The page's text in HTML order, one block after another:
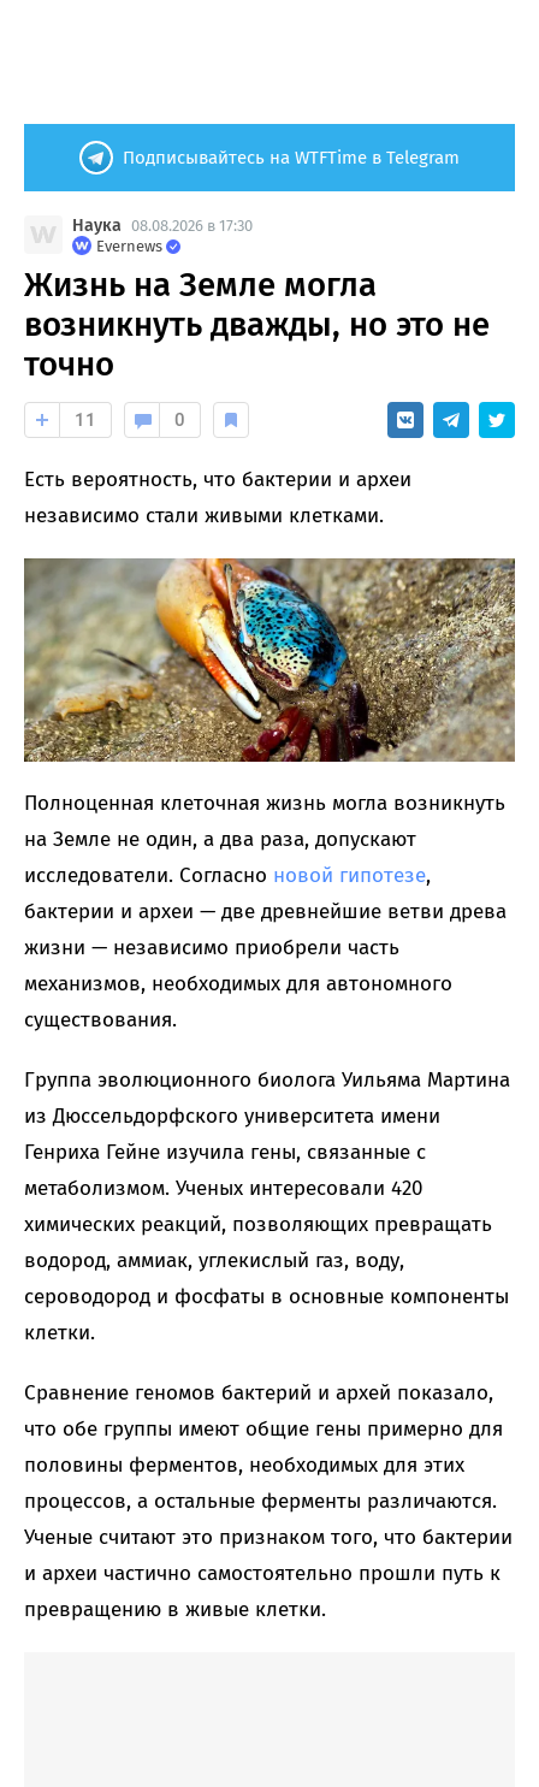
Подписывайтесь на WTFTime в Telegram
Наука 08.08.2026 в 17:30
Evernews
Жизнь на Земле могла
возникнуть дважды, но это не
точно
11 0
Есть вероятность, что бактерии и археи
независимо стали живыми клетками.
Полноценная клеточная жизнь могла возникнуть
на Земле не один, а два раза, допускают
исследователи. Согласно новой гипотезе,
бактерии и археи — две древнейшие ветви древа
жизни — независимо приобрели часть
механизмов, необходимых для автономного
существования.
Группа эволюционного биолога Уильяма Мартина
из Дюссельдорфского университета имени
Генриха Гейне изучила гены, связанные с
метаболизмом. Ученых интересовали 420
химических реакций, позволяющих превращать
водород, аммиак, углекислый газ, воду,
сероводород и фосфаты в основные компоненты
клетки.
Сравнение геномов бактерий и архей показало,
что обе группы имеют общие гены примерно для
половины ферментов, необходимых для этих
процессов, а остальные ферменты различаются.
Ученые считают это признаком того, что бактерии
и археи частично самостоятельно прошли путь к
превращению в живые клетки.